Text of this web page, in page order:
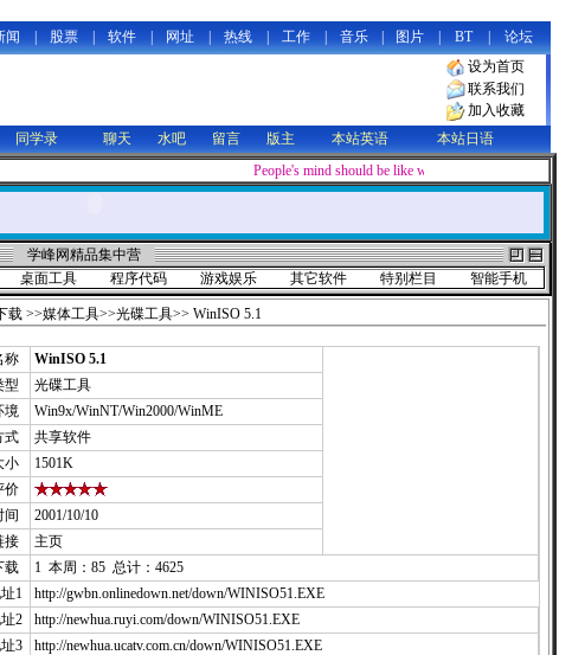
闻 股票 软件 网址 热线 工作 音乐 图片 BT
论坛
设为首页
联系我们
加入收藏
同学录 聊天 水吧 留言 版主 本站英语
本站日语
People's mind should be like water, soft and supple in
学峰网精品集中营
桌面工具 程序代码 游戏娱乐 其它软件 特别栏目
智能手机
载 >>媒体工具>>光碟工具>> WinISO 5.1
称
WinISO 5.1
型
光碟工具
境
Win9x/WinNT/Win2000/WinME
式
共享软件
小
1501K
价
间
2001/10/10
接
主页
载
1 本周：85 总计：4625
1
http://gwbn.onlinedown.net/down/WINISO51.EXE
2
http://newhua.ruyi.com/down/WINISO51.EXE
3
http://newhua.ucatv.com.cn/down/WINISO51.EXE